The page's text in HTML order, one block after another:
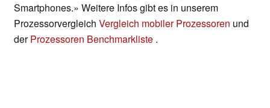
Smartphones.» Weitere Infos gibt es in unserem
Prozessorvergleich Vergleich mobiler Prozessoren und
derProzessoren Benchmarkliste .